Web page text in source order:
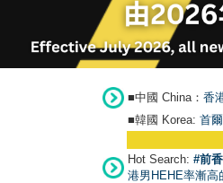
■中國 China： 香
■韓國 Korea: 首
Hot Search: #前
港男HEHE率漸高